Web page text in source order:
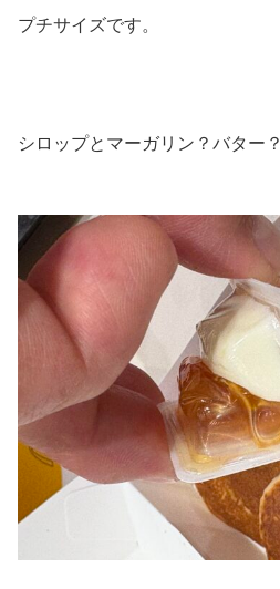
プチサイズです。
シロップとマーガリン？バター？